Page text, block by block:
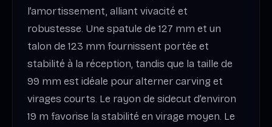
l’amortissement, alliant vivacité et
robustesse. Une spatule de 127 mm et un
talon de 123 mm fournissent portée et
stabilité à la réception, tandis que la taille de
99 mm est idéale pour alterner carving et
virages courts. Le rayon de sidecut d’environ
19 m favorise la stabilité en virage moyen. Le